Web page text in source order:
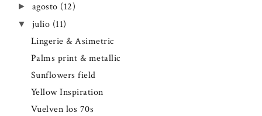
► agosto (12)
▼ julio (11)
Lingerie & Asimetric
Palms print & metallic
Sunflowers field
Yellow Inspiration
Vuelven los 70s